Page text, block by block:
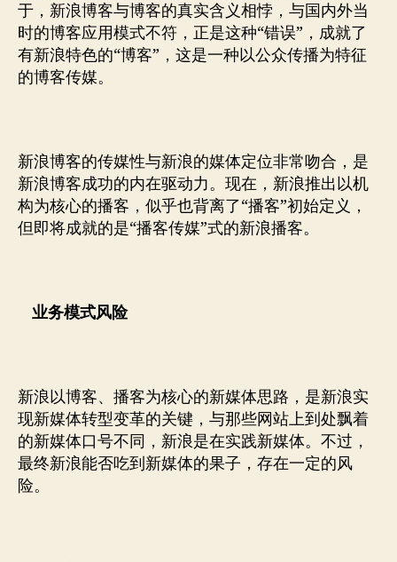
于，新浪博客与博客的真实含义相悖，与国内外当
时的博客应用模式不符，正是这种“错误”，成就了
有新浪特色的“博客”，这是一种以公众传播为特征
的博客传媒。
新浪博客的传媒性与新浪的媒体定位非常吻合，是
新浪博客成功的内在驱动力。现在，新浪推出以机
构为核心的播客，似乎也背离了“播客”初始定义，
但即将成就的是“播客传媒”式的新浪播客。
业务模式风险
新浪以博客、播客为核心的新媒体思路，是新浪实
现新媒体转型变革的关键，与那些网站上到处飘着
的新媒体口号不同，新浪是在实践新媒体。不过，
最终新浪能否吃到新媒体的果子，存在一定的风
险。